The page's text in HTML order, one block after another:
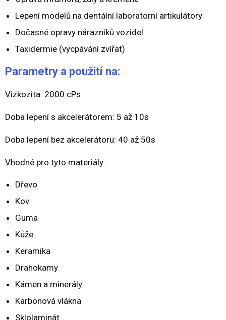
Lepení modelů na dentální laboratorní artikulátory
Dočasné opravy nárazníků vozidel
Taxidermie (vycpávání zvířat)
Parametry a použití na:
Vizkozita: 2000 cPs
Doba lepení s akcelerátorem: 5 až 10s
Doba lepení bez akcelerátoru: 40 až 50s
Vhodné pro tyto materiály:
Dřevo
Kov
Guma
Kůže
Keramika
Drahokamy
Kámen a minerály
Karbonová vlákna
Sklolaminát